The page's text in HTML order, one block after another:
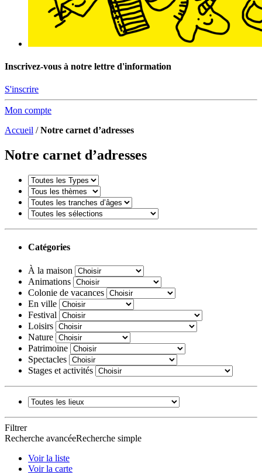
Inscrivez-vous à notre lettre d'information
S'inscrire
Mon compte
Accueil /Notre carnet d’adresses
Notre carnet d’adresses
Catégories
À la maison
Animations
Colonie de vacances
En ville
Festival
Loisirs
Nature
Patrimoine
Spectacles
Stages et activités
Filtrer
Recherche avancéeRecherche simple
Voir la liste
Voir la carte